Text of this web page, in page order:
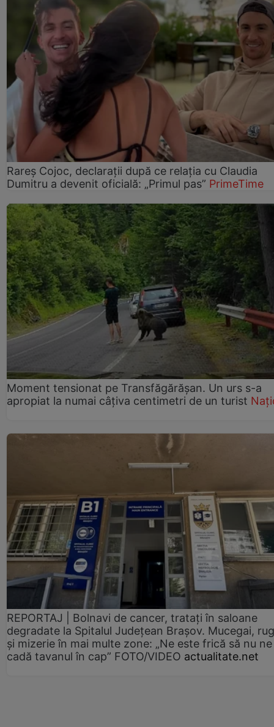
Rareș Cojoc, declarații după ce relația cu Claudia
Dumitru a devenit oficială: „Primul pas” PrimeTime
Moment tensionat pe Transfăgărășan. Un urs s-a
apropiat la numai câțiva centimetri de un turist
REPORTAJ | Bolnavi de cancer, tratați în saloane
degradate la Spitalul Județean Brașov. Mucegai,
și mizerie în mai multe zone: „Ne este frică să nu ne
cadă tavanul în cap” FOTO/VIDEO actualitate.net